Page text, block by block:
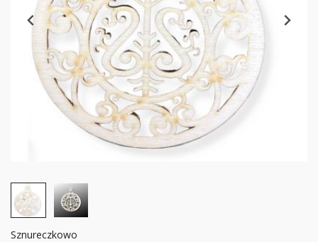
Sznureczkowo